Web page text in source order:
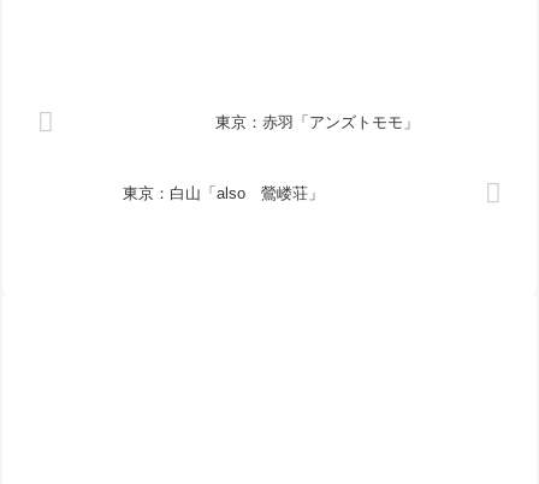
東京：赤羽「アンズトモモ」
東京：白山「also 鶯嵝荘」